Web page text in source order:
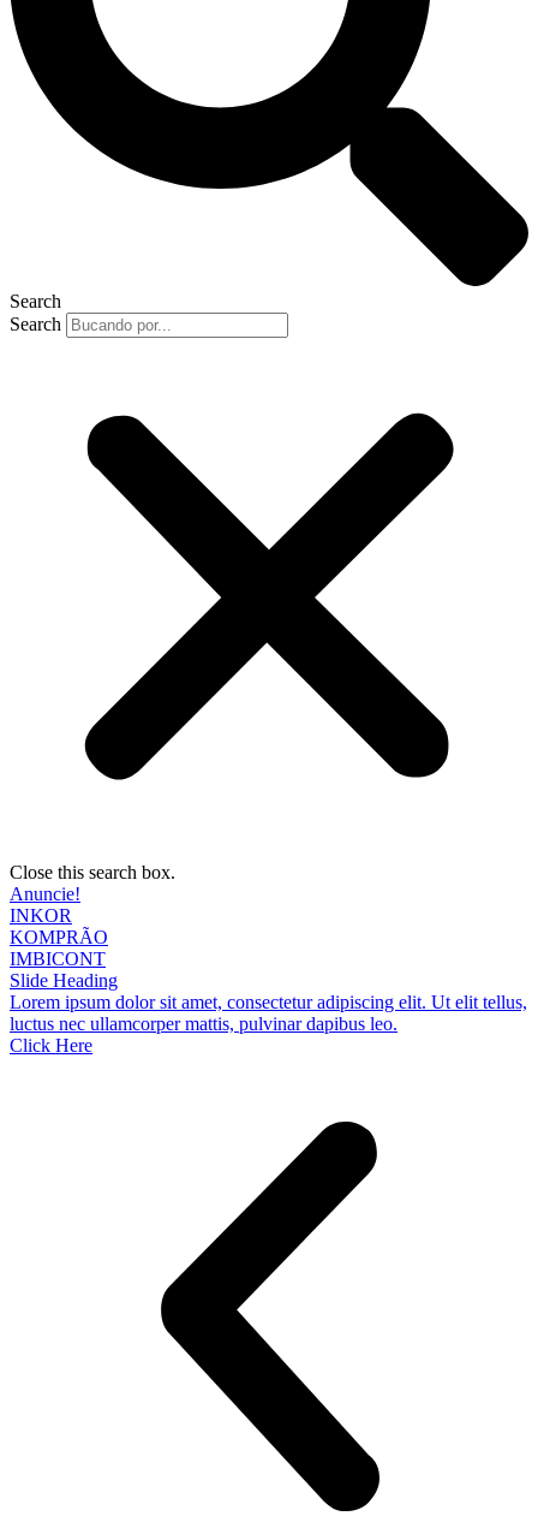
Search
Search
Close this search box.
Anuncie!
INKOR
KOMPRÃO
IMBICONT
Slide Heading
Lorem ipsum dolor sit amet, consectetur adipiscing elit. Ut elit tellus,
luctus nec ullamcorper mattis, pulvinar dapibus leo.
Click Here